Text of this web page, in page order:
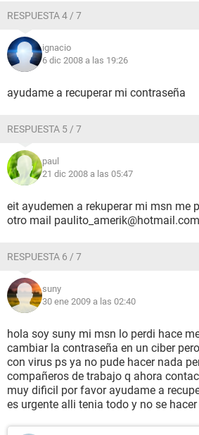
RESPUESTA 4 / 7
ignacio
6 dic 2008 a las 19:26
ayudame a recuperar mi contraseña
RESPUESTA 5 / 7
paul
21 dic 2008 a las 05:47
eit ayudemen a rekuperar mi msn me
otro mail paulito_amerik@hotmail.com
RESPUESTA 6 / 7
suny
30 ene 2009 a las 02:40
hola soy suny mi msn lo perdi hace
cambiar la contraseña en un ciber
con virus ps ya no pude hacer nada
compañeros de trabajo q ahora
muy dificil por favor ayudame a
es urgente alli tenia todo y no se